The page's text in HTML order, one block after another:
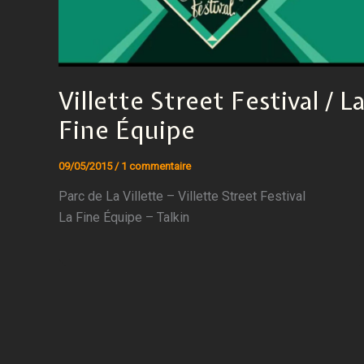
Villette Street Festival / La
Fine Équipe
09/05/2015 / 1 commentaire
Parc de La Villette – Villette Street Festival
La Fine Équipe – Talkin